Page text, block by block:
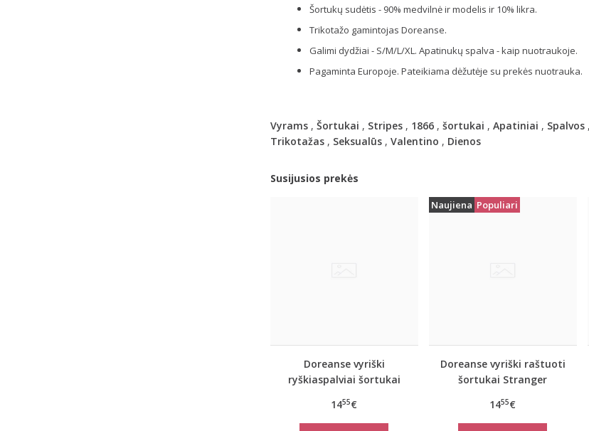
Šortukų sudėtis - 90% medvilnė ir modelis ir 10% likra.
Trikotažo gamintojas Doreanse.
Galimi dydžiai - S/M/L/XL. Apatinukų spalva - kaip nuotraukoje.
Pagaminta Europoje. Pateikiama dėžutėje su prekės nuotrauka.
Vyrams, Šortukai , Stripes, 1866, šortukai , Apatiniai , Spalvos,
Trikotažas, Seksualūs, Valentino , Dienos
Susijusios prekės
Doreanse vyriški
ryškiaspalviai šortukai
1455€
Naujiena Populiari
Doreanse vyriški raštuoti
šortukai Stranger
1455€